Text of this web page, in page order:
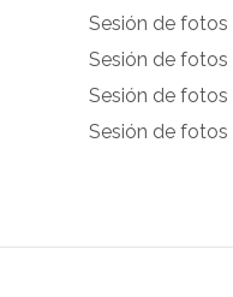
Sesión de fotos
Sesión de fotos
Sesión de
Sesión de